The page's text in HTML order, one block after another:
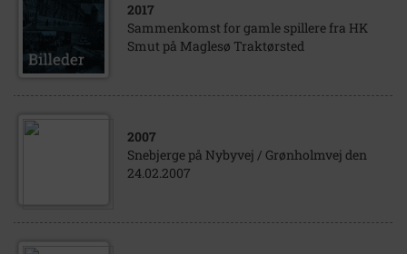
2017
Sammenkomst for gamle spillere fra HK
Smut på Maglesø Traktørsted
2007
Snebjerge på Nybyvej / Grønholmvej den
24.02.2007